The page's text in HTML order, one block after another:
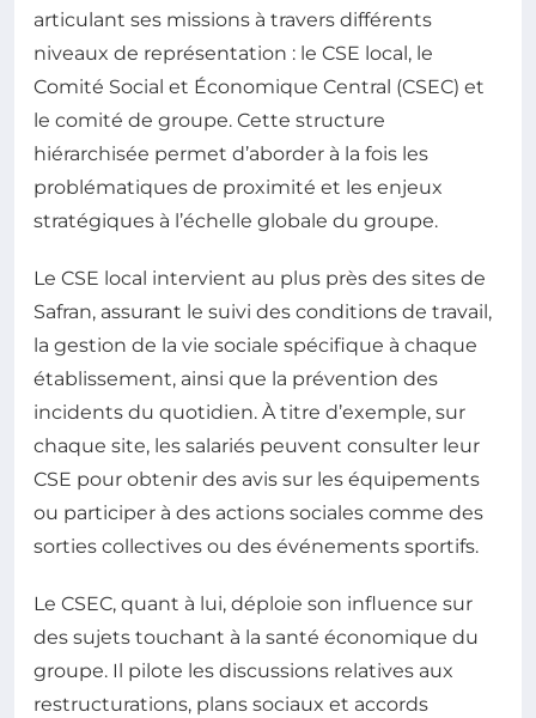
articulant ses missions à travers différents
niveaux de représentation : le CSE local, le
Comité Social et Économique Central (CSEC) et
le comité de groupe. Cette structure
hiérarchisée permet d’aborder à la fois les
problématiques de proximité et les enjeux
stratégiques à l’échelle globale du groupe.
Le CSE local intervient au plus près des sites de
Safran, assurant le suivi des conditions de travail,
la gestion de la vie sociale spécifique à chaque
établissement, ainsi que la prévention des
incidents du quotidien. À titre d’exemple, sur
chaque site, les salariés peuvent consulter leur
CSE pour obtenir des avis sur les équipements
ou participer à des actions sociales comme des
sorties collectives ou des événements sportifs.
Le CSEC, quant à lui, déploie son influence sur
des sujets touchant à la santé économique du
groupe. Il pilote les discussions relatives aux
restructurations, plans sociaux et accords